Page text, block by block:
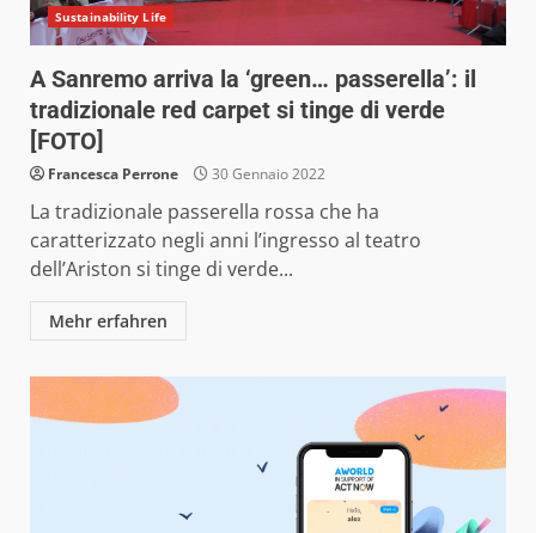
Sustainability Life
A Sanremo arriva la ‘green… passerella’: il
tradizionale red carpet si tinge di verde
[FOTO]
Francesca Perrone 30 Gennaio 2022
La tradizionale passerella rossa che ha
caratterizzato negli anni l’ingresso al teatro
dell’Ariston si tinge di verde...
Mehr erfahren